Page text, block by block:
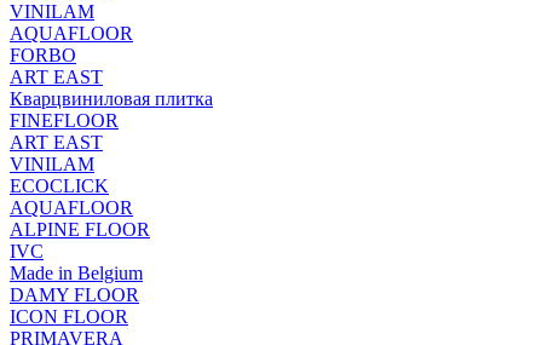
VINILAM
AQUAFLOOR
FORBO
ART EAST
Кварцвиниловая плитка
FINEFLOOR
ART EAST
VINILAM
ECOCLICK
AQUAFLOOR
ALPINE FLOOR
IVC
Made in Belgium
DAMY FLOOR
ICON FLOOR
PRIMAVERA